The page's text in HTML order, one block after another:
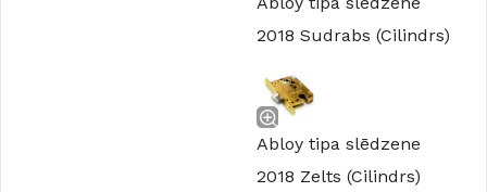
2018 Sudrabs (Cilindrs)
Abloy tipa slēdzene
2018 Zelts (Cilindrs)